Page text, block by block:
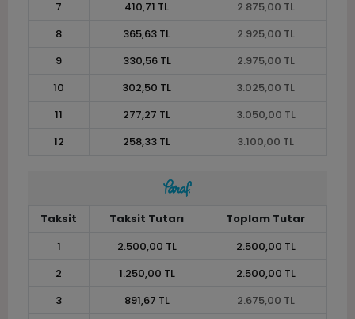
7 410,71 TL
2.875,00 TL
8
365,63 TL
2.925,00 TL
9
330,56 TL
2.975,00 TL
10
302,50 TL
3.025,00 TL
11
277,27 TL
3.050,00 TL
12
258,33 TL 3.100,00 TL
Taksit Taksit Tutarı
Toplam Tutar
1
2.500,00 TL
2.500,00 TL
2
1.250,00 TL
2.500,00 TL
3
891,67 TL
2.675,00 TL